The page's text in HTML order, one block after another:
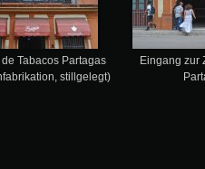
de Tabacos Partagas
stillgelegt)
Eingang zur